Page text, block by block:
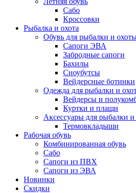
Сабо
Кроссовки
Рыбалка и охота
Обувь для рыбалки и
Сапоги ЭВА
Забродные сапоги
Бахилы
Сноубутсы
Вейдерсные ботинки
Одежда для рыбалки и
Вейдерсы и
Куртки и плащи
Аксессуары для рыбалки
Термовкладыши
Рабочая обувь
Комбинированная обувь
Сабо
Сапоги из ПВХ
Сапоги из ЭВА
Новинки
Скидки